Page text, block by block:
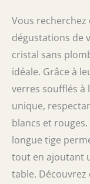
Vous
dégustations de
cristal sans
idéale. Grâce à
verres soufflés à
unique,
blancs et
longue tige
tout en ajoutant
table.